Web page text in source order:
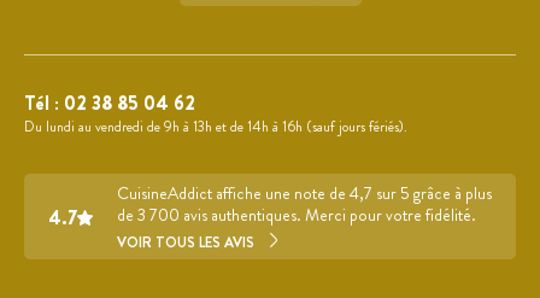
Tél : 02 38 85 04 62
Du lundi au vendredi de 9h à 13h et de 14h à 16h (sauf jours fériés).
4.7
CuisineAddict affiche une note de 4,7 sur 5 grâce à plus
de 3 700 avis authentiques. Merci pour votre fidélité.
VOIR TOUS LES AVIS